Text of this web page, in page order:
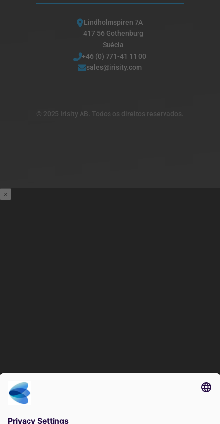
Lindholmspiren 7A
417 56 Gothenburg
Suécia
+46 (0) 771-41 11 00
sales@irisity.com
© 2025 Irisity AB. Todos os direitos reservados.
×